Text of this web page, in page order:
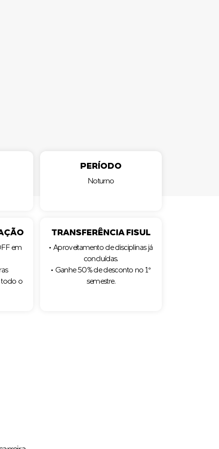
PERÍODO
Noturno
em
todo o
TRANSFERÊNCIA FISUL
• Aproveitamento de disciplinas já
concluídas.
• Ganhe 50% de desconto no 1º
semestre.